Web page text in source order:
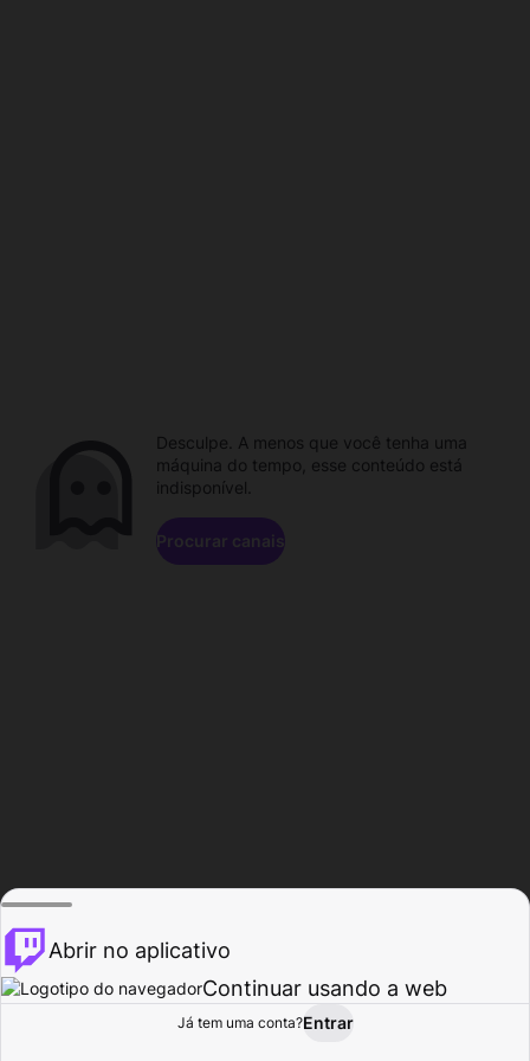
Procurar Atividade
Desculpe. A menos que você tenha uma
máquina do tempo, esse conteúdo está
indisponível.
Procurar canais
Abrir no aplicativo
Continuar usando a web
Já tem uma conta?Entrar